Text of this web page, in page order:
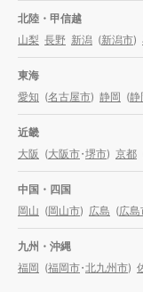
北陸・甲信越
山梨 長野 新潟 (新潟市)
東海
愛知 (名古屋市) 静岡 (静
近畿
大阪 (大阪市・堺市) 京都
中国・四国
岡山 (岡山市) 広島 (広島
九州・沖縄
福岡 (福岡市・北九州市)